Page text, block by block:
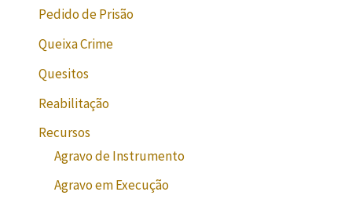
Pedido de Prisão
Queixa Crime
Quesitos
Reabilitação
Recursos
Agravo de Instrumento
Agravo em Execução